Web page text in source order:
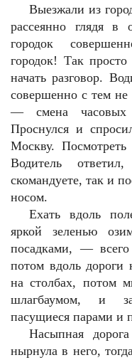
Выезжали из
рассеянно глядя в
городок
городок! Так
начать разговор.
совершенно с тем не
— смена часовых
Проснулся и
Москву.
Водитель
скомандуете, так и
носом.
Ехать вдоль
яркой зеленью
посадками, —
потом вдоль дороги
на столбах, потом
шлагбаумом, и за
пасущиеся парами и
Насыпная
нырнула в него,